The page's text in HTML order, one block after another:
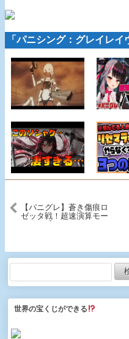
「パニシング：グレイレ
【パニグレ】蒼き傷痕ロ
ゼッタ戦！超速演算モー
世界の宝くじができる